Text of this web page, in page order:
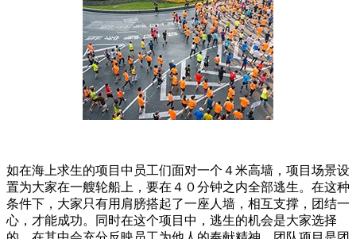
如在海上求生的项目中员工们面对一个４米高墙，项目场景设
置为大家在一艘轮船上，要在４０分钟之内全部逃生。在这种
条件下，大家只有用肩膀搭起了一座人墙，相互支撑，团结一
心，才能成功。同时在这个项目中，逃生的机会是大家选择